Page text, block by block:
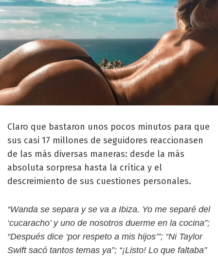
Claro que bastaron unos pocos minutos para que
sus casi 17 millones de seguidores reaccionasen
de las más diversas maneras: desde la más
absoluta sorpresa hasta la crítica y el
descreimiento de sus cuestiones personales.
“Wanda se separa y se va a Ibiza. Yo me separé del
‘cucaracho’ y uno de nosotros duerme en la cocina”;
“Después dice ‘por respeto a mis hijos’”; “Ni Taylor
Swift sacó tantos temas ya”; “¡Listo! Lo que faltaba”